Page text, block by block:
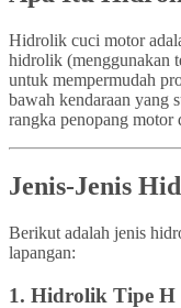
Hidrolik cuci motor
hidrolik (menggunakan
untuk mempermudah
bawah kendaraan yang
rangka penopang motor
Jenis-Jenis
Berikut adalah jenis
lapangan:
1. Hidrolik Tipe H